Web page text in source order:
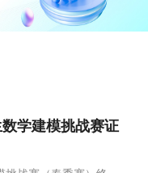
学建模挑战赛证